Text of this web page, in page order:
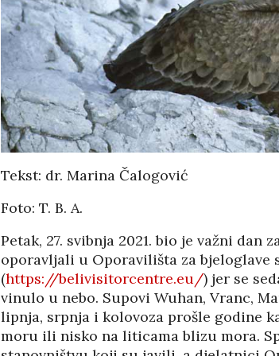
Tekst: dr. Marina Čalogović
Foto: T. B. A.
Petak, 27. svibnja 2021. bio je važni
oporavljali u Oporavilišta za bjeloglave
(https://belivisitorcentre.eu/) jer se
vinulo u nebo. Supovi Wuhan, Vranc,
lipnja, srpnja i kolovoza prošle godine
moru ili nisko na liticama blizu mora.
PRISUSTVOVAO
OTVORENJU 3.
VRBOSKA FILM
FESTIVALA
02/08/2026
NATASHA SRDOC: TKO
SU STVARNI VLASNICI
HOTELA COSTABELLA
U RIJECI?
02/08/2026
02/08/2026
SUBOTIČKU KASTU
DEMOKRATSKIH
VRIJEDNOSTI I
PLURALIZMA –…
01/08/2026
29/07/2026